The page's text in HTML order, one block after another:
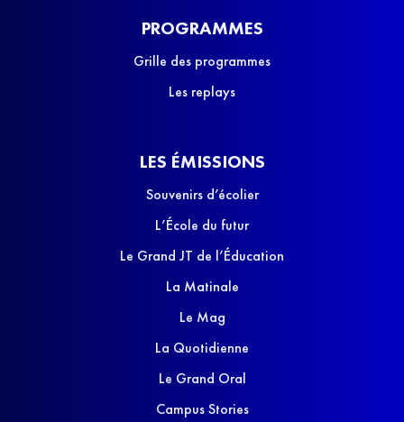
PROGRAMMES
Grille des programmes
Les replays
LES ÉMISSIONS
Souvenirs d’écolier
L’École du futur
Le Grand JT de l’Éducation
La Matinale
Le Mag
La Quotidienne
Le Grand Oral
Campus Stories